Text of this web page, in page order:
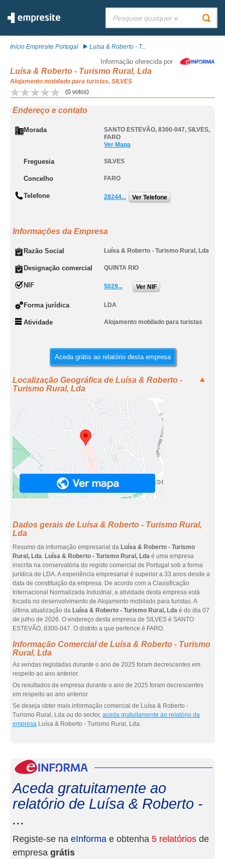
Início Empresite Portugal Luísa & Roberto - T...
Informação oferecida por
Luísa & Roberto - Turismo Rural, Lda
Alojamento mobilado para turistas, SILVES
(0 votos)
Endereço e contato
Morada SANTO ESTEVÃO, 8300-047, SILVES,
FARO
Ver Mapa
Freguesia SILVES
Concelho FARO
Telefone 28244... Ver Telefone
Informações da Empresa
Razão Social Luísa & Roberto - Turismo Rural, Lda
Designação comercial QUINTA RIO
NIF 5029... Ver NIF
Forma jurídica LDA
Atividade Alojamento mobilado para turistas
Aceda grátis ao relatório desta empresa
Localização Geográfica de Luísa & Roberto -
Turismo Rural, Lda
Dados gerais de Luísa & Roberto - Turismo Rural,
Lda
Resumo da informação empresarial da Luísa & Roberto - Turismo
Rural, Lda. Luísa & Roberto - Turismo Rural, Lda é uma empresa
inscrita na conservatória do registo comercial de Portugal sob a forma
jurídica de LDA. A experiência empresarial é superior a 33 anos desde a
data de constituição da empresa. De acordo com a Classificação
Internacional Normalizada Industrial, a atividade desta empresa está
focada no desenvolvimento de Alojamento mobilado para turistas. A
última atualização da Luísa & Roberto - Turismo Rural, Lda é do dia 07
de julho de 2026. O endereço desta empresa de SILVES é SANTO
ESTEVÃO, 8300-047. O distrito a que pertence é FARO.
Informação Comercial de Luísa & Roberto - Turismo
Rural, Lda
As vendas registadas durante o ano de 2025 foram decrescentes em
respeito ao ano anterior.
Os resultados da empresa durante o ano de 2025 foram decrescentes
em respeito ao ano anterior.
Se deseja obter mais informação comercial de Luísa & Roberto -
Turismo Rural, Lda ou do sector, aceda gratuitamente ao relatório da
empresa Luísa & Roberto - Turismo Rural, Lda.
Aceda gratuitamente ao
relatório de Luísa & Roberto -
...
Registe-se na eInforma e obtenha 5 relatórios de
empresa grátis